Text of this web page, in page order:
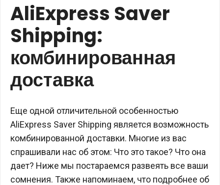
AliExpress Saver
Shipping:
комбинированная
доставка
Еще одной отличительной особенностью
AliExpress Saver Shipping является возможность
комбинированной доставки. Многие из вас
спрашивали нас об этом: Что это такое? Что она
дает? Ниже мы постараемся развеять все ваши
сомнения. Также напоминаем, что подробнее об